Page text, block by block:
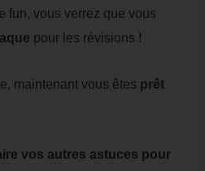
fun, vous verrez que vous
pour les révisions !
maintenant vous êtes prêt
vos autres astuces pour